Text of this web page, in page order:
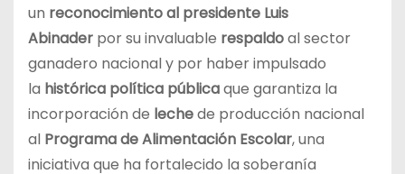
un reconocimiento al presidente Luis
Abinader por su invaluable respaldoal sector
ganadero nacional y por haber impulsado
la histórica política públicaque garantiza la
incorporación de lechede producción nacional
al Programa de Alimentación Escolar, una
iniciativa que ha fortalecido la soberanía